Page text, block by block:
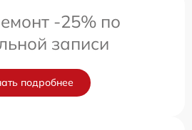
-25% по
записи
подробнее